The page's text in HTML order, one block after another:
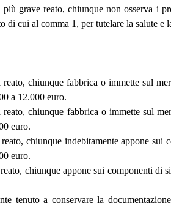
grave reato, chiunque non osserva i
di cui al comma 1, per tutelare la salute e
chiunque fabbrica o immette sul
a 12.000 euro.
chiunque fabbrica o immette sul
euro.
chiunque indebitamente appone
euro.
chiunque appone sui componenti
tenuto a conservare la